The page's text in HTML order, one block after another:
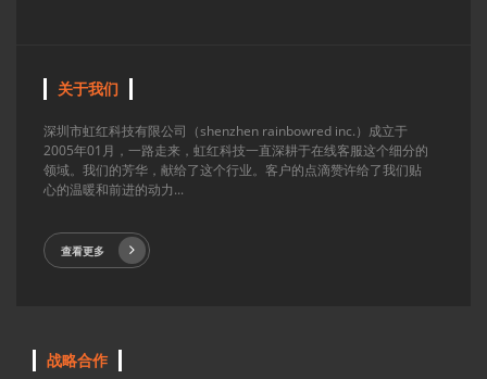
关于我们
深圳市虹红科技有限公司（shenzhen rainbowred inc.）成立于
2005年01月，一路走来，虹红科技一直深耕于在线客服这个细分的
领域。我们的芳华，献给了这个行业。客户的点滴赞许给了我们贴
心的温暖和前进的动力...
查看更多
战略合作